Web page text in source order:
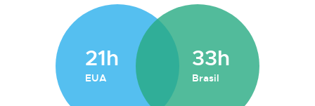
21h
EUA
33h
Brasil